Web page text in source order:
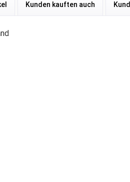
Kunden kauften auch